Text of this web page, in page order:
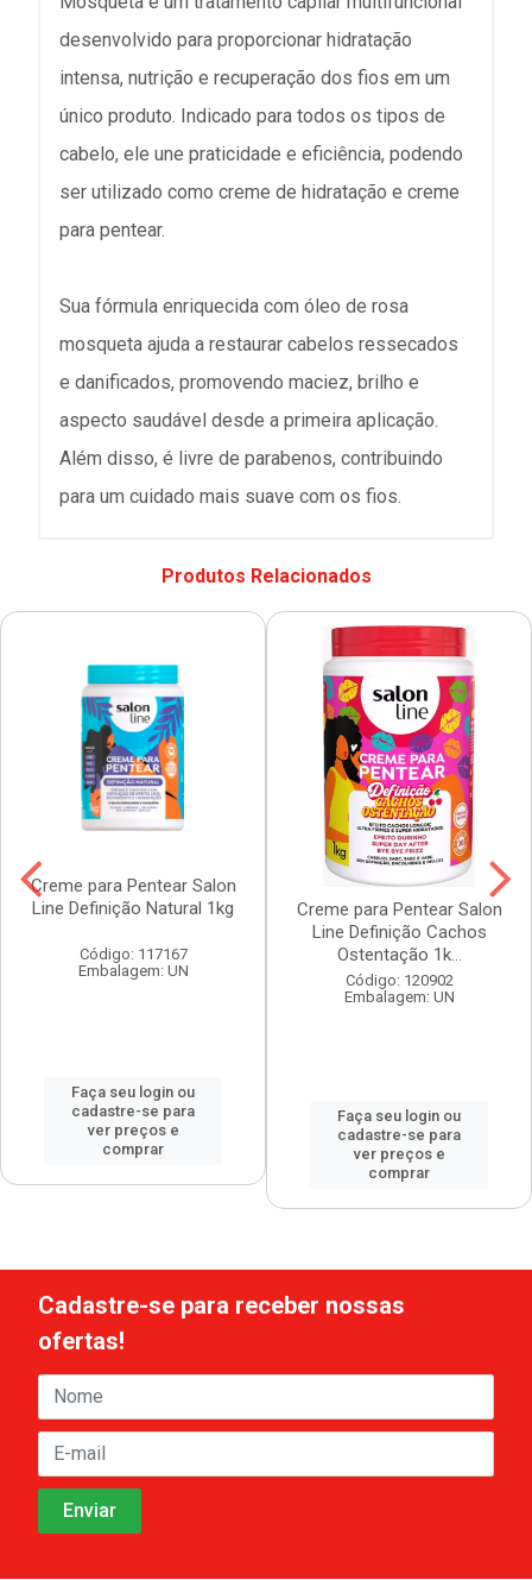
desenvolvido para proporcionar hidratação
intensa, nutrição e recuperação dos fios em um
único produto. Indicado para todos os tipos de
cabelo, ele une praticidade e eficiência, podendo
ser utilizado como creme de hidratação e creme
para pentear.
Sua fórmula enriquecida com óleo de rosa
mosqueta ajuda a restaurar cabelos ressecados
e danificados, promovendo maciez, brilho e
aspecto saudável desde a primeira aplicação.
Além disso, é livre de parabenos, contribuindo
para um cuidado mais suave com os fios.
Produtos Relacionados
Creme para Pentear Salon
Line Definição Natural 1kg
Código: 117167
Embalagem: UN
Faça seu login ou
cadastre-se para
ver preços e
comprar
Creme para Pentear Salon
Line Definição Cachos
Ostentação 1k...
Código: 120902
Embalagem: UN
Faça seu login ou
cadastre-se para
ver preços e
comprar
Cadastre-se para receber nossas
ofertas!